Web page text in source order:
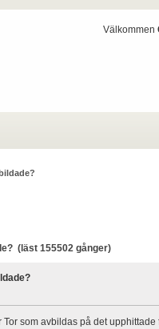
Välkommen
(läst 155502 gånger)
som avbildas på det